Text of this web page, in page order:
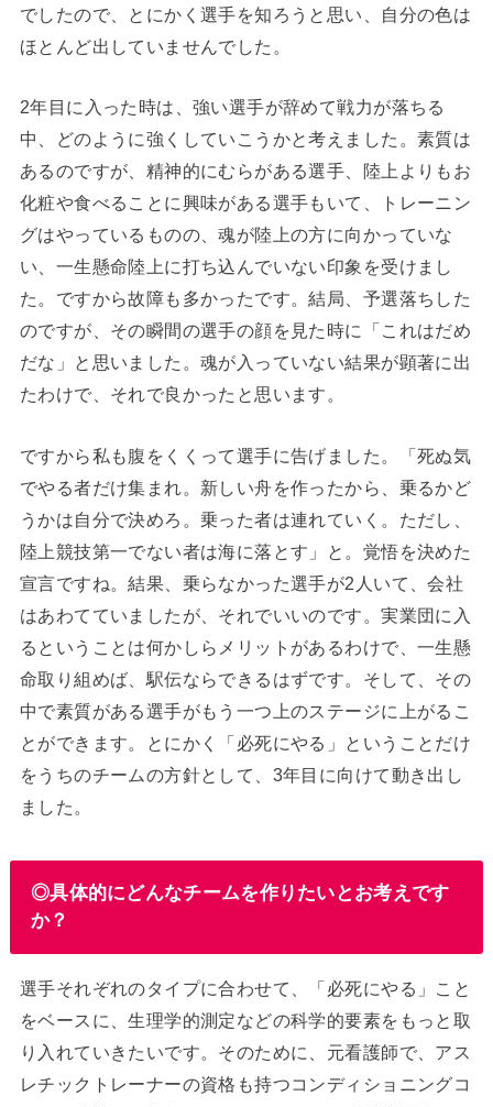
でしたので、とにかく選手を知ろうと思い、自分の色は
ほとんど出していませんでした。
2年目に入った時は、強い選手が辞めて戦力が落ちる
中、どのように強くしていこうかと考えました。素質は
あるのですが、精神的にむらがある選手、陸上よりもお
化粧や食べることに興味がある選手もいて、トレーニン
グはやっているものの、魂が陸上の方に向かっていな
い、一生懸命陸上に打ち込んでいない印象を受けまし
た。ですから故障も多かったです。結局、予選落ちした
のですが、その瞬間の選手の顔を見た時に「これはだめ
だな」と思いました。魂が入っていない結果が顕著に出
たわけで、それで良かったと思います。
ですから私も腹をくくって選手に告げました。「死ぬ気
でやる者だけ集まれ。新しい舟を作ったから、乗るかど
うかは自分で決めろ。乗った者は連れていく。ただし、
陸上競技第一でない者は海に落とす」と。覚悟を決めた
宣言ですね。結果、乗らなかった選手が2人いて、会社
はあわてていましたが、それでいいのです。実業団に入
るということは何かしらメリットがあるわけで、一生懸
命取り組めば、駅伝ならできるはずです。そして、その
中で素質がある選手がもう一つ上のステージに上がるこ
とができます。とにかく「必死にやる」ということだけ
をうちのチームの方針として、3年目に向けて動き出し
ました。
◎具体的にどんなチームを作りたいとお考えです
か？
選手それぞれのタイプに合わせて、「必死にやる」こと
をベースに、生理学的測定などの科学的要素をもっと取
り入れていきたいです。そのために、元看護師で、アス
レチックトレーナーの資格も持つコンディショニングコ